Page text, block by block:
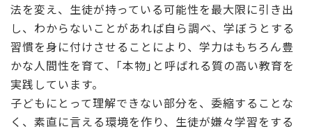
法を変え、生徒が持っている可能性を最大限に引き出
し、わからないことがあれば自ら調べ、学ぼうとする
習慣を身に付けさせることにより、学力はもちろん豊
かな人間性を育て、｢本物｣と呼ばれる質の高い教育を
実践しています。
子どもにとって理解できない部分を、委縮することな
く、素直に言える環境を作り、生徒が嫌々学習をする